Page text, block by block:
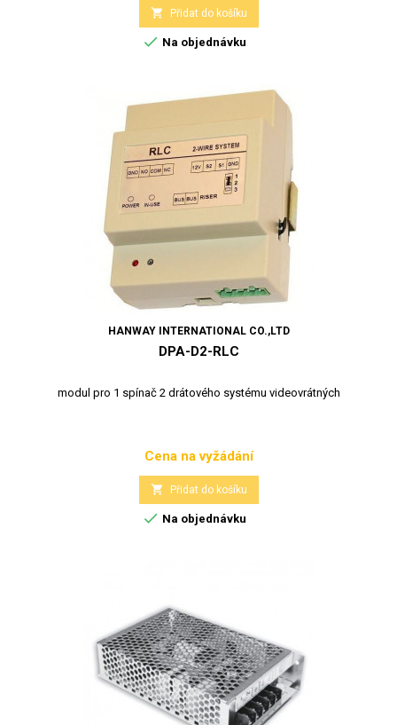
 Přidat do košíku
 Na objednávku
HANWAY INTERNATIONAL CO.,LTD
DPA-D2-RLC
modul pro 1 spínač 2 drátového systému videovrátných
Cena
Cena na vyžádání
 Přidat do košíku
 Na objednávku